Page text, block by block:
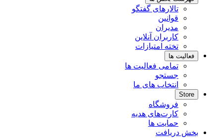
تالارهای گفتگو
قوانین
مدیران
کاربران آنلاین
تخته امتیازات
فعالیت ها
تمامی فعالیت ها
جستجو
انتخاب های ما
Store
فروشگاه
کارت‌های هدیه
حمایت ها
بخش دریافت